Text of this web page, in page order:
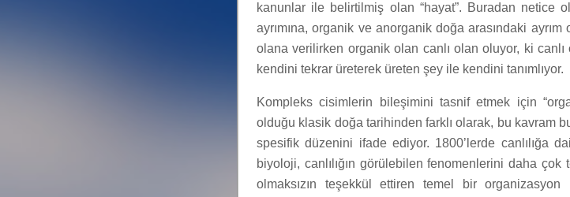
kanunlar ile belirtilmiş olan “hayat”. Buradan netice
ayrımına, organik ve anorganik doğa arasındaki ayrım
olana verilirken organik olan canlı olan oluyor, ki
kendini tekrar üreterek üreten şey ile kendini tanımlıyor.
Kompleks cisimlerin bileşimini tasnif etmek için
olduğu klasik doğa tarihinden farklı olarak, bu kavram
spesifik düzenini ifade ediyor. 1800’lerde canlılığa
biyoloji, canlılığın görülebilen fenomenlerini daha
olmaksızın teşekkül ettiren temel bir organizasyon